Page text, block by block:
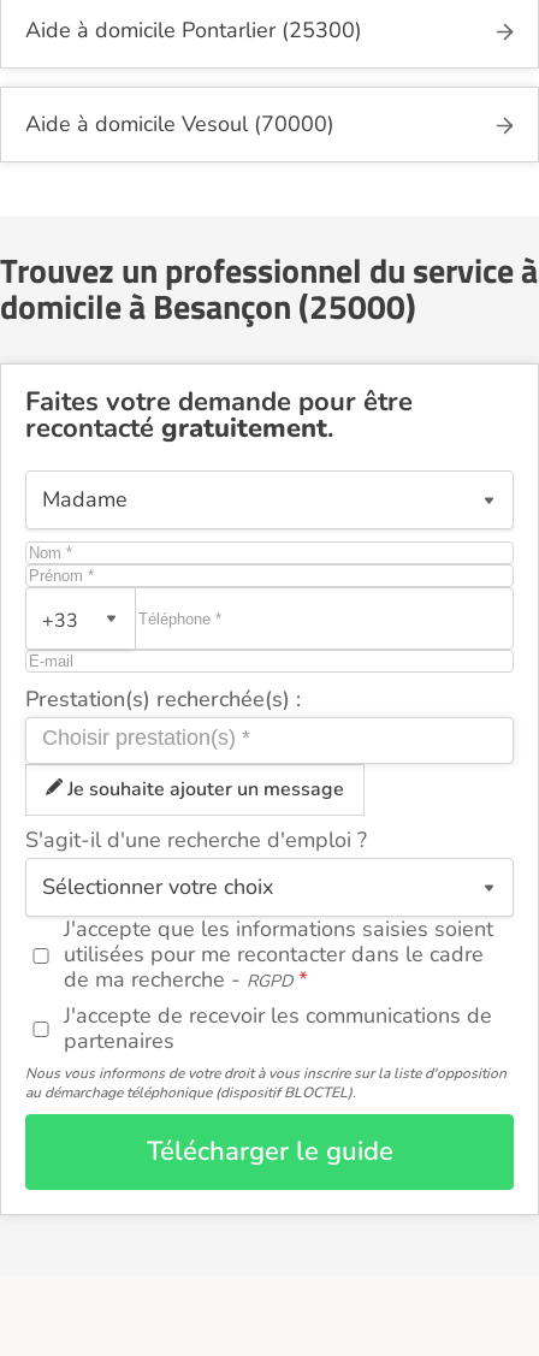
Aide à domicile Pontarlier (25300)
Aide à domicile Vesoul (70000)
Trouvez un professionnel du service à
domicile à Besançon (25000)
Faites votre demande pour être
recontacté gratuitement.
+33
Prestation(s) recherchée(s) :
Je souhaite ajouter un message
S'agit-il d'une recherche d'emploi ?
J'accepte que les informations saisies soient
utilisées pour me recontacter dans le cadre
de ma recherche - RGPD
J'accepte de recevoir les communications de
partenaires
Nous vous informons de votre droit à vous inscrire sur la liste d'opposition
au démarchage téléphonique (dispositif BLOCTEL).
Télécharger le guide
ou